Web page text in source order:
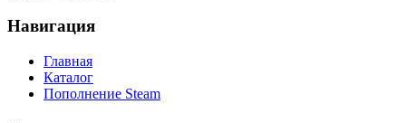
Навигация
Главная
Каталог
Пополнение Steam